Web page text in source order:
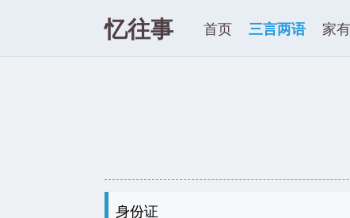
忆往事 首页 三言两语 家
身份证